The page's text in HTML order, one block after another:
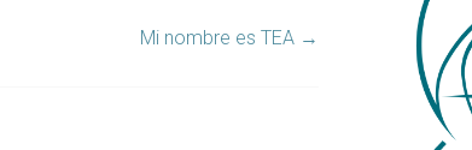
Mi nombre es TEA →